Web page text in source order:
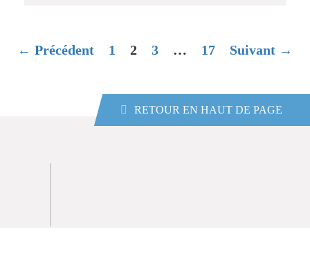
← Précédent 1 2 3 … 17 Suivant →
RETOUR EN HAUT DE PAGE